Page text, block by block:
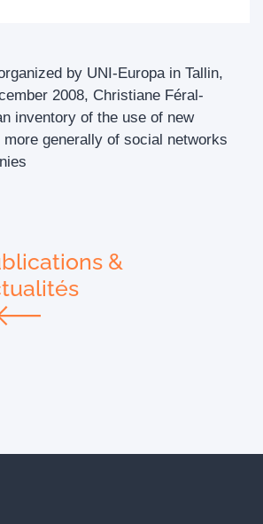
by UNI-Europa in Tallin,
2008, Christiane Féral-
inventory of the use of new
generally of social networks
&